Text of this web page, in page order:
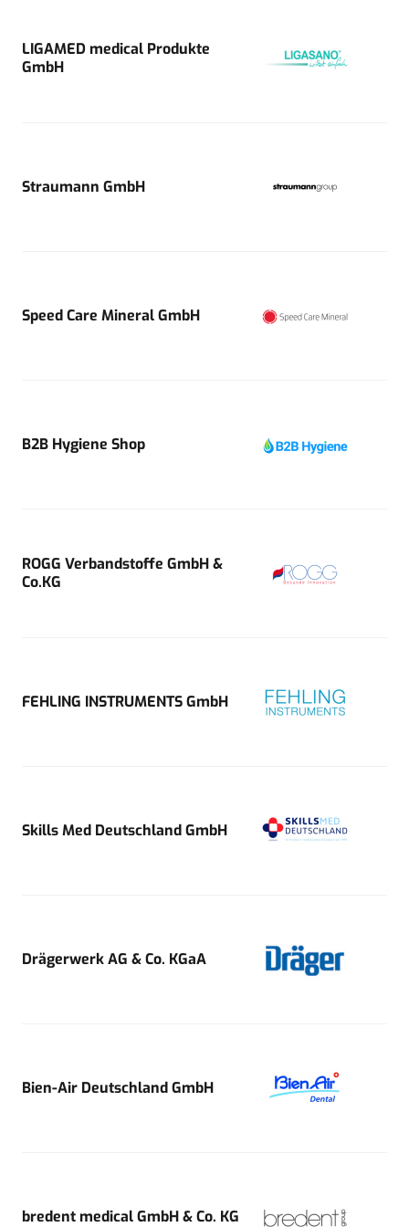
LIGAMED medical Produkte
GmbH
Straumann GmbH
Speed Care Mineral GmbH
B2B Hygiene Shop
ROGG Verbandstoffe GmbH &
Co.KG
FEHLING INSTRUMENTS GmbH
Skills Med Deutschland GmbH
Drägerwerk AG & Co. KGaA
Bien-Air Deutschland GmbH
bredent medical GmbH & Co. KG